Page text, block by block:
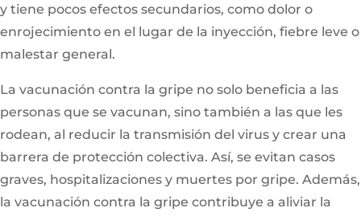
y tiene pocos efectos secundarios, como dolor o
enrojecimiento en el lugar de la inyección, fiebre leve o
malestar general.
La vacunación contra la gripe no solo beneficia a las
personas que se vacunan, sino también a las que les
rodean, al reducir la transmisión del virus y crear una
barrera de protección colectiva. Así, se evitan casos
graves, hospitalizaciones y muertes por gripe. Además,
la vacunación contra la gripe contribuye a aliviar la